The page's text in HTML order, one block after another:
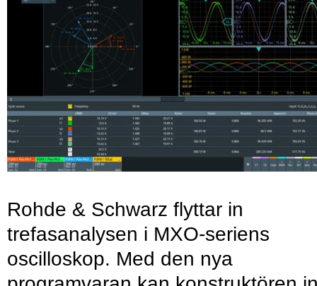
Rohde & Schwarz flyttar in
trefasanalysen i MXO-seriens
oscilloskop. Med den nya